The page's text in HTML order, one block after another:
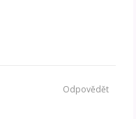
Odpovědět